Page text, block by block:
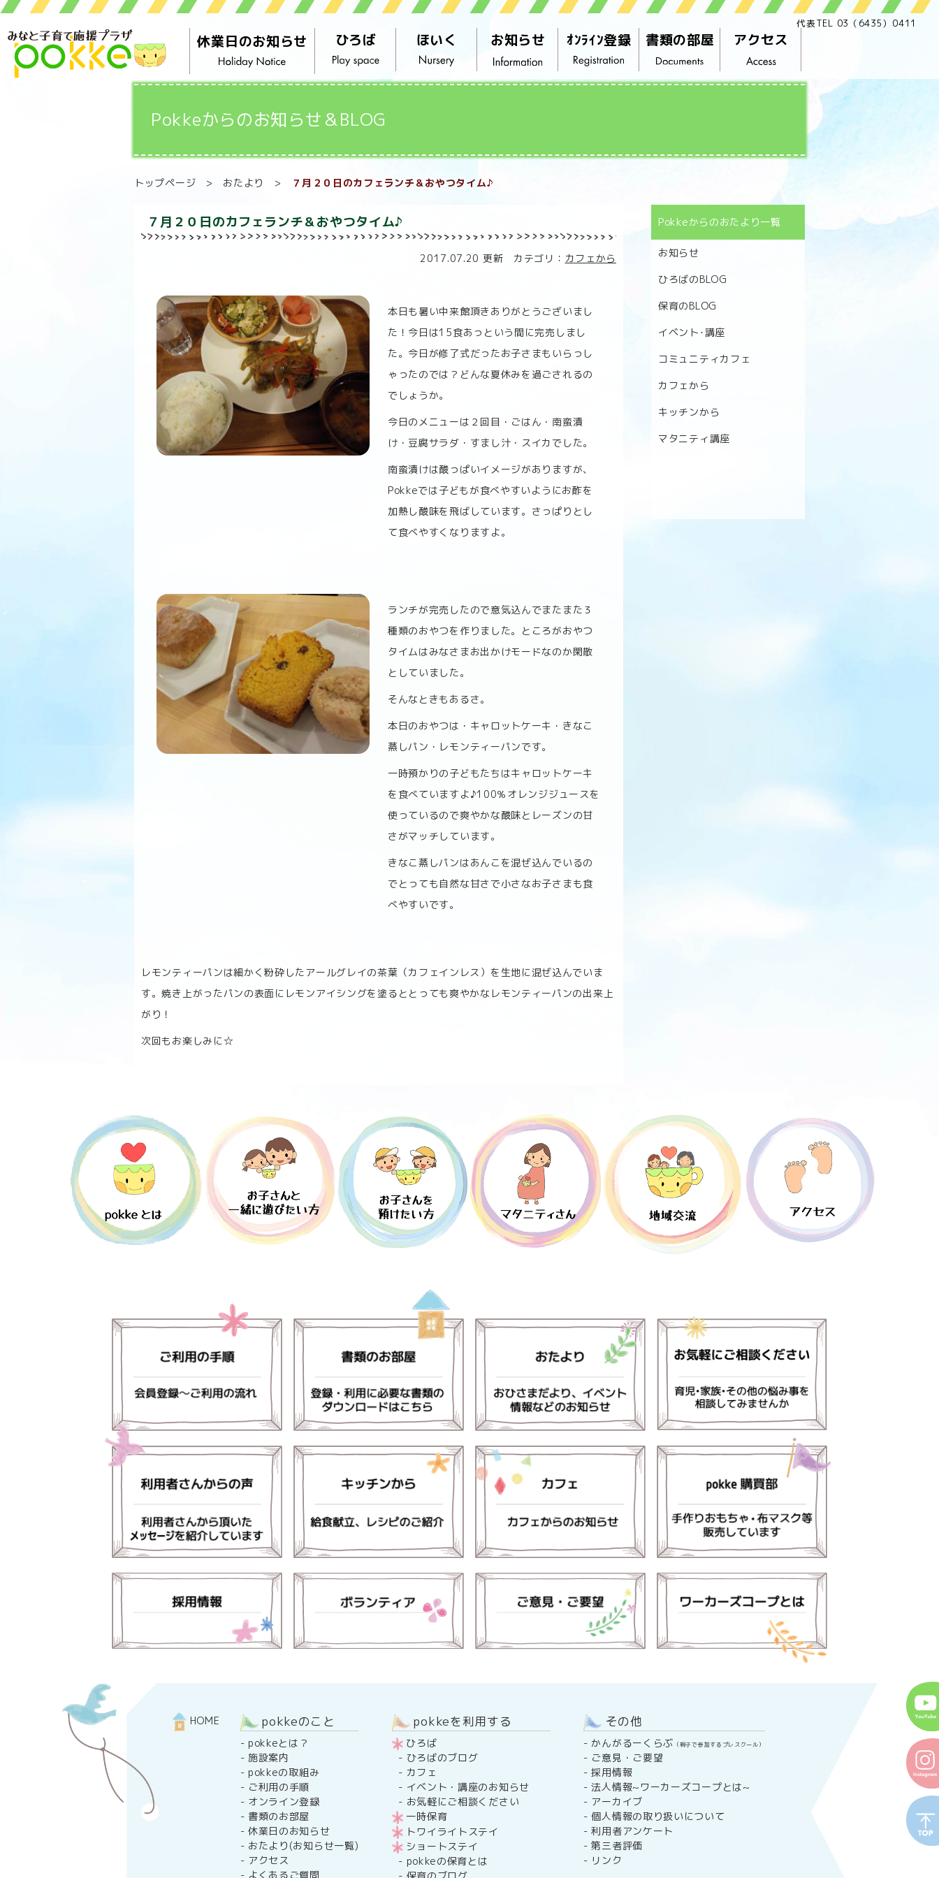
代表TEL 03（6435）0411
休業日のお知らせ ひろば ほいく お知らせ ｵﾝﾗｲﾝ登録 書類の部屋 アクセス
Pokkeからのお知らせ＆BLOG
トップページ > おたより > ７月２０日のカフェランチ＆おやつタイム♪
７月２０日のカフェランチ＆おやつタイム♪
2017.07.20 更新 カテゴリ： カフェから
本日も暑い中来館頂きありがとうございまし
た！今日は15食あっという間に完売しまし
た。今日が修了式だったお子さまもいらっし
ゃったのでは？どんな夏休みを過ごされるの
でしょうか。
今日のメニューは２回目・ごはん・南蛮漬
け・豆腐サラダ・すまし汁・スイカでした。
南蛮漬けは酸っぱいイメージがありますが、
Pokkeでは子どもが食べやすいようにお酢を
加熱し酸味を飛ばしています。さっぱりとし
て食べやすくなりますよ。
ランチが完売したので意気込んでまたまた３
種類のおやつを作りました。ところがおやつ
タイムはみなさまお出かけモードなのか閑散
としていました。
そんなときもあるさ。
本日のおやつは・キャロットケーキ・きなこ
蒸しパン・レモンティーパンです。
一時預かりの子どもたちはキャロットケーキ
を食べていますよ♪100％オレンジジュースを
使っているので爽やかな酸味とレーズンの甘
さがマッチしています。
きなこ蒸しパンはあんこを混ぜ込んでいるの
でとっても自然な甘さで小さなお子さまも食
べやすいです。
レモンティーパンは細かく粉砕したアールグレイの茶葉（カフェインレス）を生地に混ぜ込んでいま
す。焼き上がったパンの表面にレモンアイシングを塗るととっても爽やかなレモンティーパンの出来上
がり！
次回もお楽しみに☆
Pokkeからのおたより一覧
お知らせ
ひろばのBLOG
保育のBLOG
イベント･講座
コミュニティカフェ
カフェから
キッチンから
マタニティ講座
HOME pokkeのこと
- pokkeとは？
- 施設案内
- pokkeの取組み
- ご利用の手順
- オンライン登録
- 書類のお部屋
- 休業日のお知らせ
- おたより(お知らせ一覧)
- アクセス
- よくあるご質問
pokkeを利用する
ひろば
- ひろばのブログ
- カフェ
- イベント・講座のお知らせ
- お気軽にご相談ください
一時保育
トワイライトステイ
ショートステイ
- pokkeの保育とは
その他
- かんがるーくらぶ （親子で参加するプレスクール）
- ご意見・ご要望
-採用情報
-法人情報~ワーカーズコープとは~
- アーカイブ
-個人情報の取り扱いについて
-利用者アンケート
-第三者評価
- リンク